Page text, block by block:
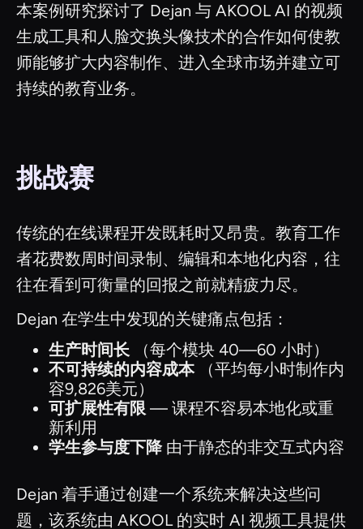
本案例研究探讨了 Dejan 与 AKOOL AI 的视频
生成工具和人脸交换头像技术的合作如何使教
师能够扩大内容制作、进入全球市场并建立可
持续的教育业务。
挑战赛
传统的在线课程开发既耗时又昂贵。教育工作
者花费数周时间录制、编辑和本地化内容，往
往在看到可衡量的回报之前就精疲力尽。
Dejan 在学生中发现的关键痛点包括：
生产时间长 （每个模块 40—60 小时）
不可持续的内容成本（平均每小时制作内
容9,826美元）
可扩展性有限 — 课程不容易本地化或重
新利用
学生参与度下降由于静态的非交互式内容
Dejan 着手通过创建一个系统来解决这些问
题，该系统由 AKOOL 的实时 AI 视频工具提供